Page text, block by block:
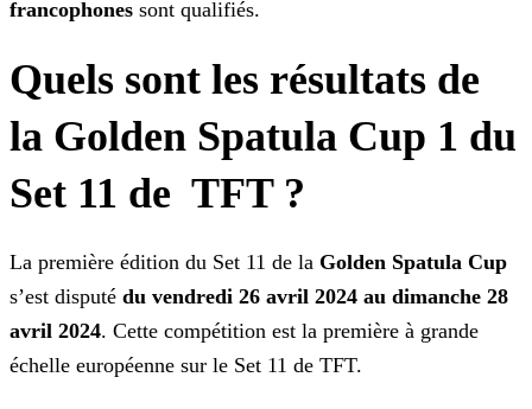
francophones sont qualifiés.
Quels sont les résultats de
la Golden Spatula Cup 1 du
Set 11 de TFT ?
La première édition du Set 11 de la Golden Spatula Cup
s’est disputé du vendredi 26 avril 2024 au dimanche 28
avril 2024. Cette compétition est la première à grande
échelle européenne sur le Set 11 de TFT.